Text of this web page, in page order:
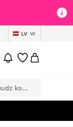
LV LV